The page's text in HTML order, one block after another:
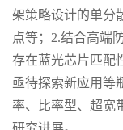
架策略设计的单分
点等； 2.结合高端
存在蓝光芯片匹配
亟待探索新应用等
率、比率型、超宽